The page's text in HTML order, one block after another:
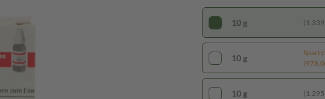
10 g
10 g
10 g